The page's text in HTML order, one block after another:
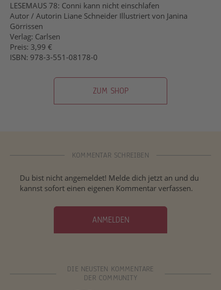
LESEMAUS 78: Conni kann nicht einschlafen
Autor / Autorin Liane Schneider Illustriert von Janina
Görrissen
Verlag: Carlsen
Preis: 3,99 €
ISBN: 978-3-551-08178-0
ZUM SHOP
KOMMENTAR SCHREIBEN
Du bist nicht angemeldet! Melde dich jetzt an und du
kannst sofort einen eigenen Kommentar verfassen.
ANMELDEN
DIE NEUSTEN KOMMENTARE
DER COMMUNITY